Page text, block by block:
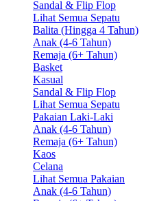
Sandal & Flip Flop
Lihat Semua Sepatu
Balita (Hingga 4 Tahun)
Anak (4-6 Tahun)
Remaja (6+ Tahun)
Basket
Kasual
Sandal & Flip Flop
Lihat Semua Sepatu
Pakaian Laki-Laki
Anak (4-6 Tahun)
Remaja (6+ Tahun)
Kaos
Celana
Lihat Semua Pakaian
Anak (4-6 Tahun)